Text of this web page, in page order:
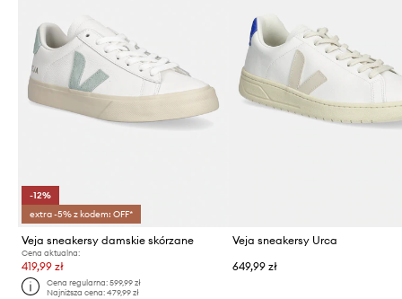
-12%
extra -5% z kodem: OFF*
Veja sneakersy damskie skórzane
Cena aktualna:
419,99 zł
Cena regularna:599,99 zł
Najniższa cena:479,99 zł
Veja sneakersy Urca
649,99 zł